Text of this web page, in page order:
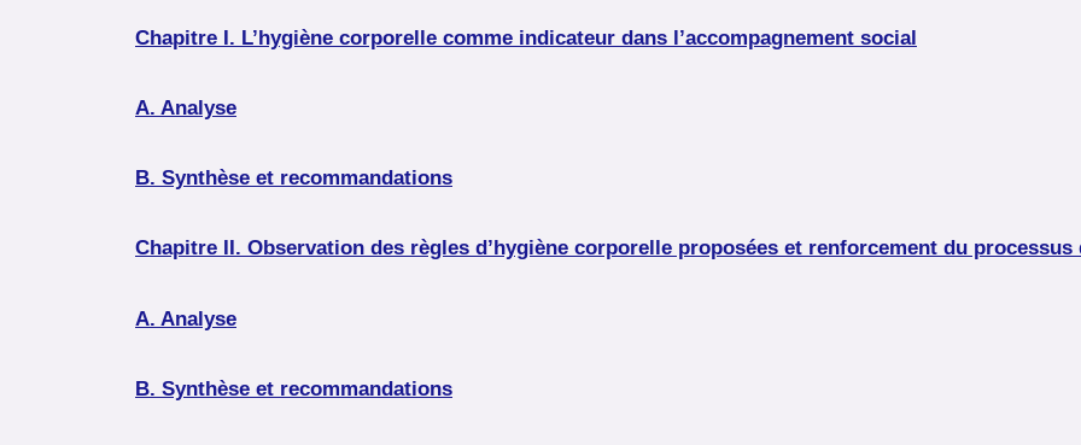
Chapitre I. L’hygiène corporelle comme indicateur dans l’accompagnement social
A. Analyse
B. Synthèse et recommandations
Chapitre II. Observation des règles d’hygiène corporelle proposées et renforcement du processus
A. Analyse
B. Synthèse et recommandations